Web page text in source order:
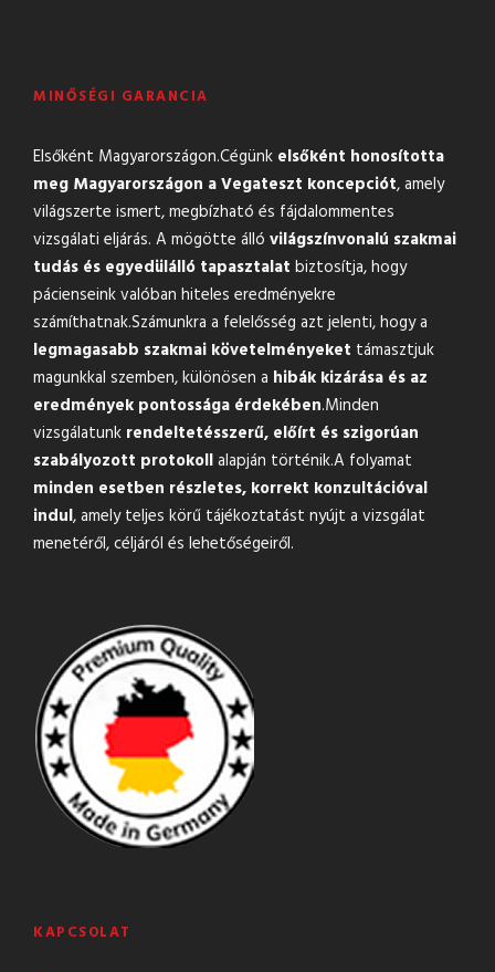
MINŐSÉGI GARANCIA
Elsőként Magyarországon.Cégünk elsőként honosította
meg Magyarországon a Vegateszt koncepciót, amely
világszerte ismert, megbízható és fájdalommentes
vizsgálati eljárás. A mögötte álló világszínvonalú szakmai
tudás és egyedülálló tapasztalat biztosítja, hogy
pácienseink valóban hiteles eredményekre
számíthatnak.Számunkra a felelősség azt jelenti, hogy a
legmagasabb szakmai követelményeket támasztjuk
magunkkal szemben, különösen a hibák kizárása és az
eredmények pontossága érdekében.Minden
vizsgálatunk rendeltetésszerű, előírt és szigorúan
szabályozott protokollalapján történik.A folyamat
minden esetben részletes, korrekt konzultációval
indul, amely teljes körű tájékoztatást nyújt a vizsgálat
menetéről, céljáról és lehetőségeiről.
KAPCSOLAT